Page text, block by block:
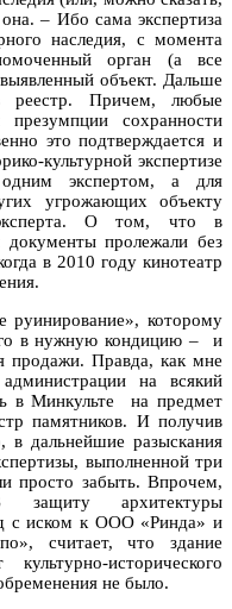
– Ибо сама экспертиза
наследия, с момента
орган (а все
объект. Дальше
реестр. Причем, любые
сохранности
это подтверждается и
культурной экспертизе
экспертом, а для
угрожающих объекту
О том, что в
документы пролежали без
в 2010 году кинотеатр
руинирование», которому
в нужную кондицию – и
продажи. Правда, как мне
администрации на всякий
в Минкульте на предмет
памятников. И получив
в дальнейшие разыскания
выполненной три
просто забыть. Впрочем,
защиту архитектуры
с иском к ООО «Ринда» и
считает, что здание
исторического
не было.